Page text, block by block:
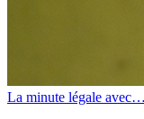
La minute légale